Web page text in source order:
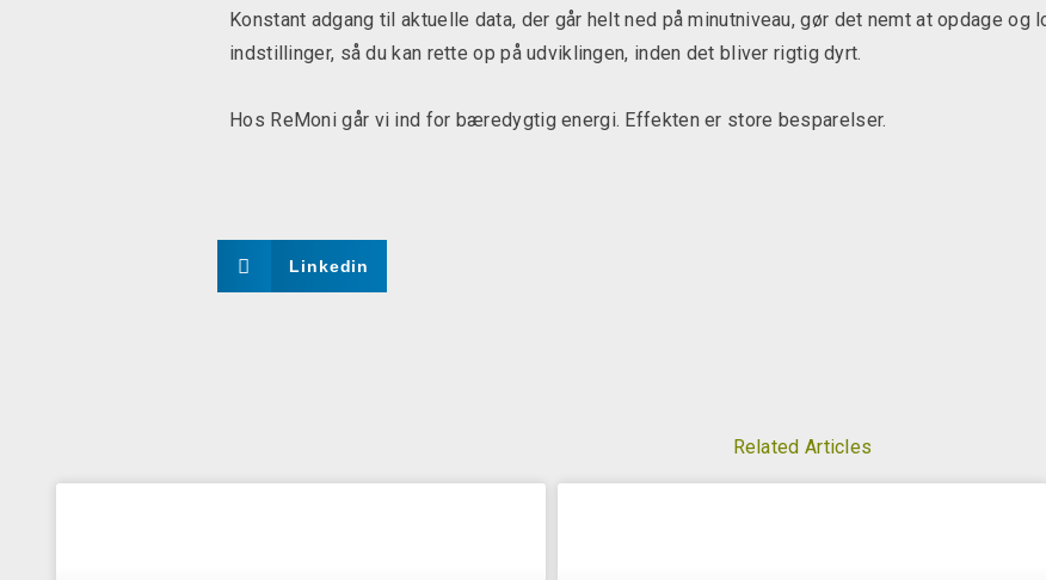
Konstant adgang til aktuelle data, der går helt ned på minutniveau, gør det nemt at opdage
indstillinger, så du kan rette op på udviklingen, inden det bliver rigtig dyrt.
Hos ReMoni går vi ind for bæredygtig energi. Effekten er store besparelser.
Linkedin
Related Articles